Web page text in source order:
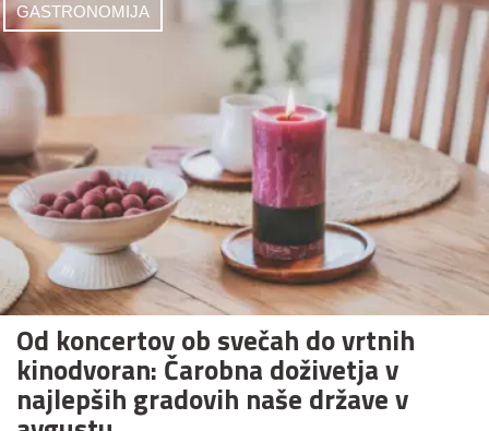
GASTRONOMIJA
Od koncertov ob svečah do vrtnih
kinodvoran: Čarobna doživetja v
najlepših gradovih naše države v